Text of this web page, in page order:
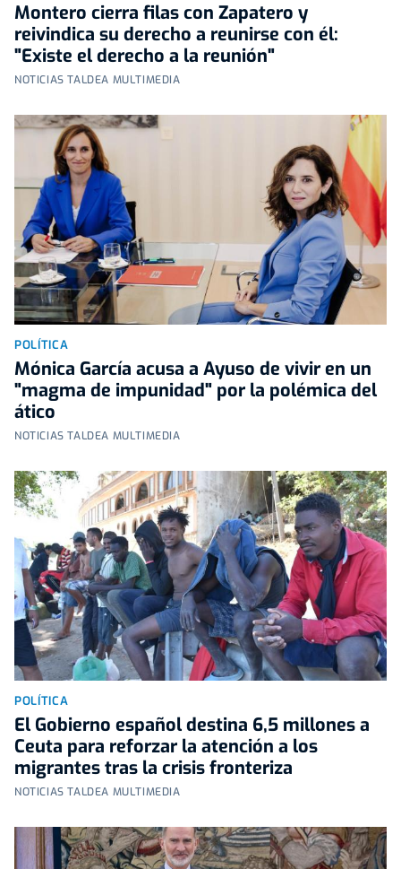
Montero cierra filas con Zapatero y
reivindica su derecho a reunirse con él:
"Existe el derecho a la reunión"
NOTICIAS TALDEA MULTIMEDIA
POLÍTICA
Mónica García acusa a Ayuso de vivir en un
"magma de impunidad" por la polémica del
ático
NOTICIAS TALDEA MULTIMEDIA
POLÍTICA
El Gobierno español destina 6,5 millones a
Ceuta para reforzar la atención a los
migrantes tras la crisis fronteriza
NOTICIAS TALDEA MULTIMEDIA